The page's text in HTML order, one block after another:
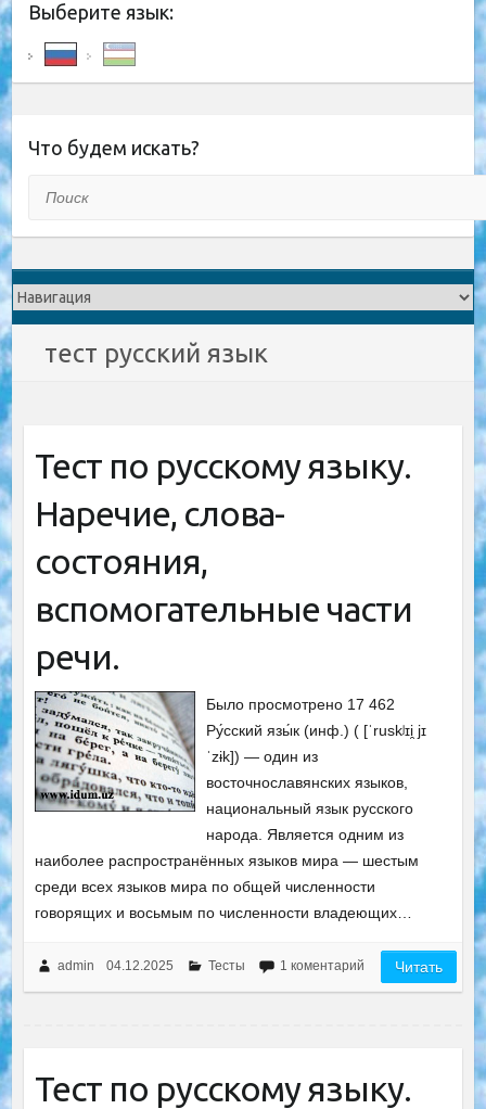
Выберите язык:
Что будем искать?
тест русский язык
Тест по русскому языку.
Наречие, слова-
состояния,
вспомогательные части
речи.
Было просмотрено 17 462
Ру́сский язы́к (инф.) ( [ˈruskʲɪi̯ jɪ
ˈzɨk]) — один из
восточнославянских языков,
национальный язык русского
народа. Является одним из
наиболее распространённых языков мира — шестым
среди всех языков мира по общей численности
говорящих и восьмым по численности владеющих…
admin 04.12.2025 Тесты 1 коментарий Читать
Тест по русскому языку.